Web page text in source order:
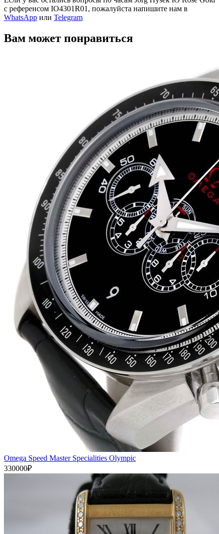
с референсом IO4301R01, пожалуйста напишите нам в
WhatsApp или Telegram
Вам может понравиться
Omega Speed Master Specialities Olympic
330000₽